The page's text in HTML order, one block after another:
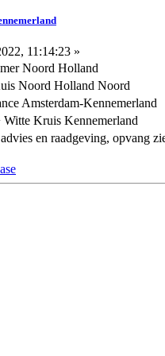
11:14:23 »
Noord Holland
Noord Holland Noord
Amsterdam-Kennemerland
Kruis Kennemerland
en raadgeving, opvang